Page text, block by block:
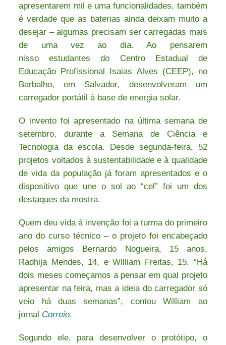
apresentarem mil e uma funcionalidades, também
é verdade que as baterias ainda deixam muito a
desejar – algumas precisam ser carregadas mais
de uma vez ao dia. Ao pensarem
nisso estudantes do Centro Estadual de
Educação Profissional Isaias Alves (CEEP), no
Barbalho, em Salvador, desenvolveram um
carregador portátil à base de energia solar.
O invento foi apresentado na última semana de
setembro, durante a Semana de Ciência e
Tecnologia da escola. Desde segunda-feira, 52
projetos voltados à sustentabilidade e à qualidade
de vida da população já foram apresentados e o
dispositivo que une o sol ao “cel” foi um dos
destaques da mostra.
Quem deu vida à invenção foi a turma do primeiro
ano do curso técnico – o projeto foi encabeçado
pelos amigos Bernardo Nogueira, 15 anos,
Radhija Mendes, 14, e William Freitas, 15. “Há
dois meses começamos a pensar em qual projeto
apresentar na feira, mas a ideia do carregador só
veio há duas semanas”, contou William ao
jornal Correio.
Segundo ele, para desenvolver o protótipo, o